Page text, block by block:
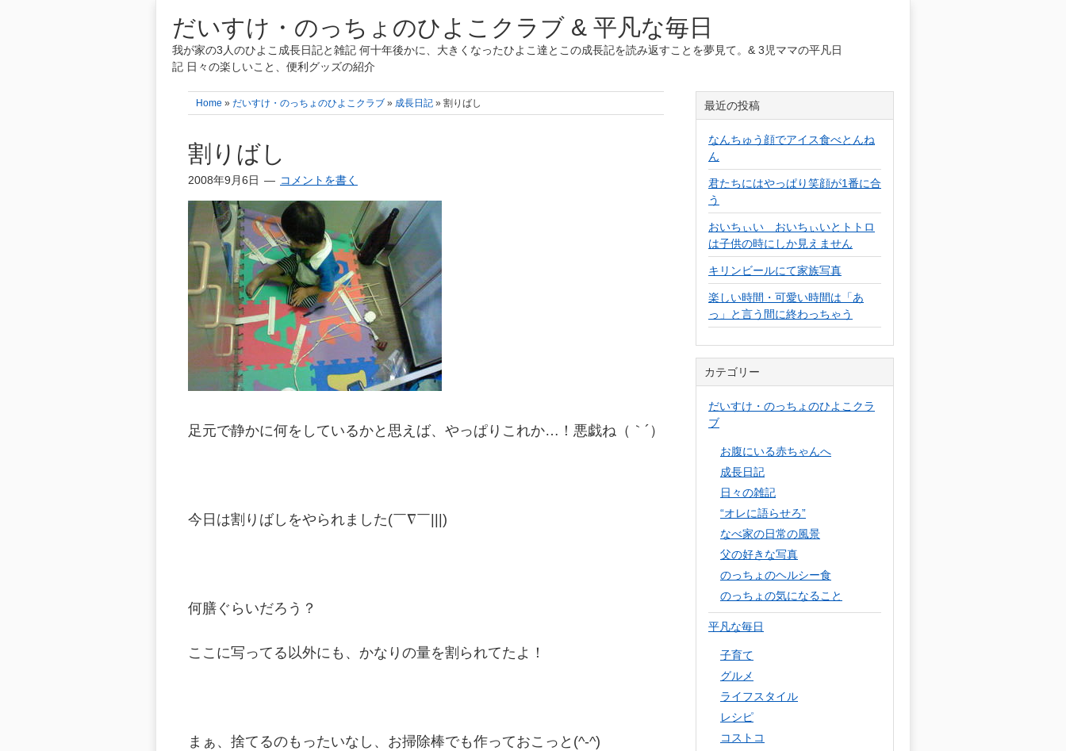
だいすけ・のっちょのひよこクラブ & 平凡な毎日
我が家の3人のひよこ成長日記と雑記 何十年後かに、大きくなったひよこ達とこの成長記を読み返すことを夢見て。& 3児ママの平凡日
記 日々の楽しいこと、便利グッズの紹介
Home » だいすけ・のっちょのひよこクラブ » 成長日記 » 割りばし
割りばし
2008年9月6日 コメントを書く
足元で静かに何をしているかと思えば、やっぱりこれか…！悪戯ね（｀´）
今日は割りばしをやられました(￣∇￣|||)
何膳ぐらいだろう？
ここに写ってる以外にも、かなりの量を割られてたよ！
まぁ、捨てるのもったいなし、お掃除棒でも作っておこっと(^-^)
最近の投稿
なんちゅう顔でアイス食べとんね
ん
君たちにはやっぱり笑顔が1番に合
う
おいちぃい おいちぃいとトトロ
は子供の時にしか見えません
キリンビールにて家族写真
楽しい時間・可愛い時間は「あ
っ」と言う間に終わっちゃう
カテゴリー
だいすけ・のっちょのひよこクラ
ブ
お腹にいる赤ちゃんへ
成長日記
日々の雑記
“オレに語らせろ”
なべ家の日常の風景
父の好きな写真
のっちょのヘルシー食
のっちょの気になること
平凡な毎日
子育て
グルメ
ライフスタイル
レシピ
コストコ